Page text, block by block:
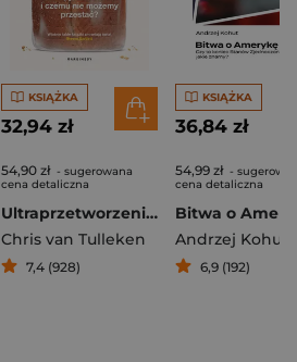
KSIĄŻKA
32,94 zł
54,90 zł - sugerowana
cena detaliczna
Ultraprzetworzeni ludzie. Dlaczego wszyscy jemy rzeczy, które nie są jedzeniem... i czemu nie możemy przestać?
Chris van Tulleken
7,4 (928)
KSIĄŻKA
36,84 zł
54,99 zł -
cena detaliczna
Andrzej Kohut
6,9 (192)